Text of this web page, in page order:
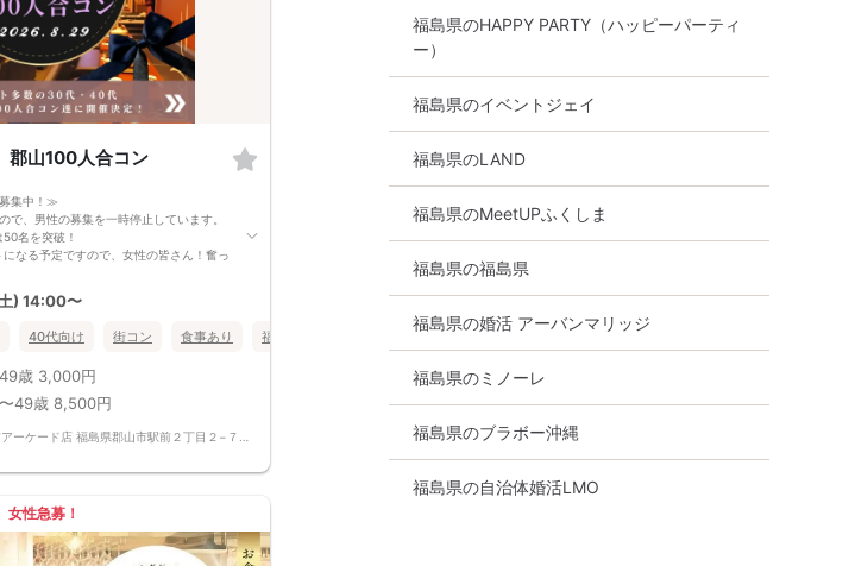
性がございます。
内で受付いたします。店内に入り店員に
さい。
ので、出ないようにご準備お願いします。
証をお持ちください。イベントの対象年齢
費を全額徴収し返金はいたしかねます。
とみなす可能性があります。
への返金額は、チケット代金となり、交
す。
すべての事項に同意したと判断いたしま
山
郡山100人合コン
集中！≫
で、男性の募集を一時停止しています。
名を突破！
なる予定ですので、女性の皆さん！奮っ
み放題でパワーアップして開催！≫
人合コン】が再び開催！
！
ん、友達や趣味の仲間が増えるきっかけに
しめる居酒屋『くいもの屋わん』
最高の出会いを楽しみましょう！
んの人と仲良くなれるチャンスの時間で
形式】
) 14:00〜
40代向け 街コン 食事あり 福島県
歳 3,000円
49歳 8,500円
女性急募！
福島県のHAPPY PARTY（ハッピーパーティ
ー）
福島県のイベントジェイ
福島県のLAND
福島県のMeetUPふくしま
福島県の福島県
福島県の婚活 アーバンマリッジ
福島県のミノーレ
福島県のブラボー沖縄
福島県の自治体婚活LMO